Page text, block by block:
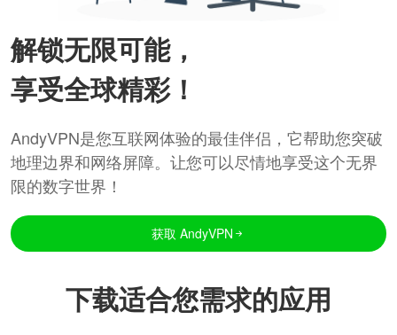
解锁无限可能，
享受全球精彩！
AndyVPN是您互联网体验的最佳伴侣，它帮助您突破
地理边界和网络屏障。让您可以尽情地享受这个无界
限的数字世界！
获取 AndyVPN
下载适合您需求的应用